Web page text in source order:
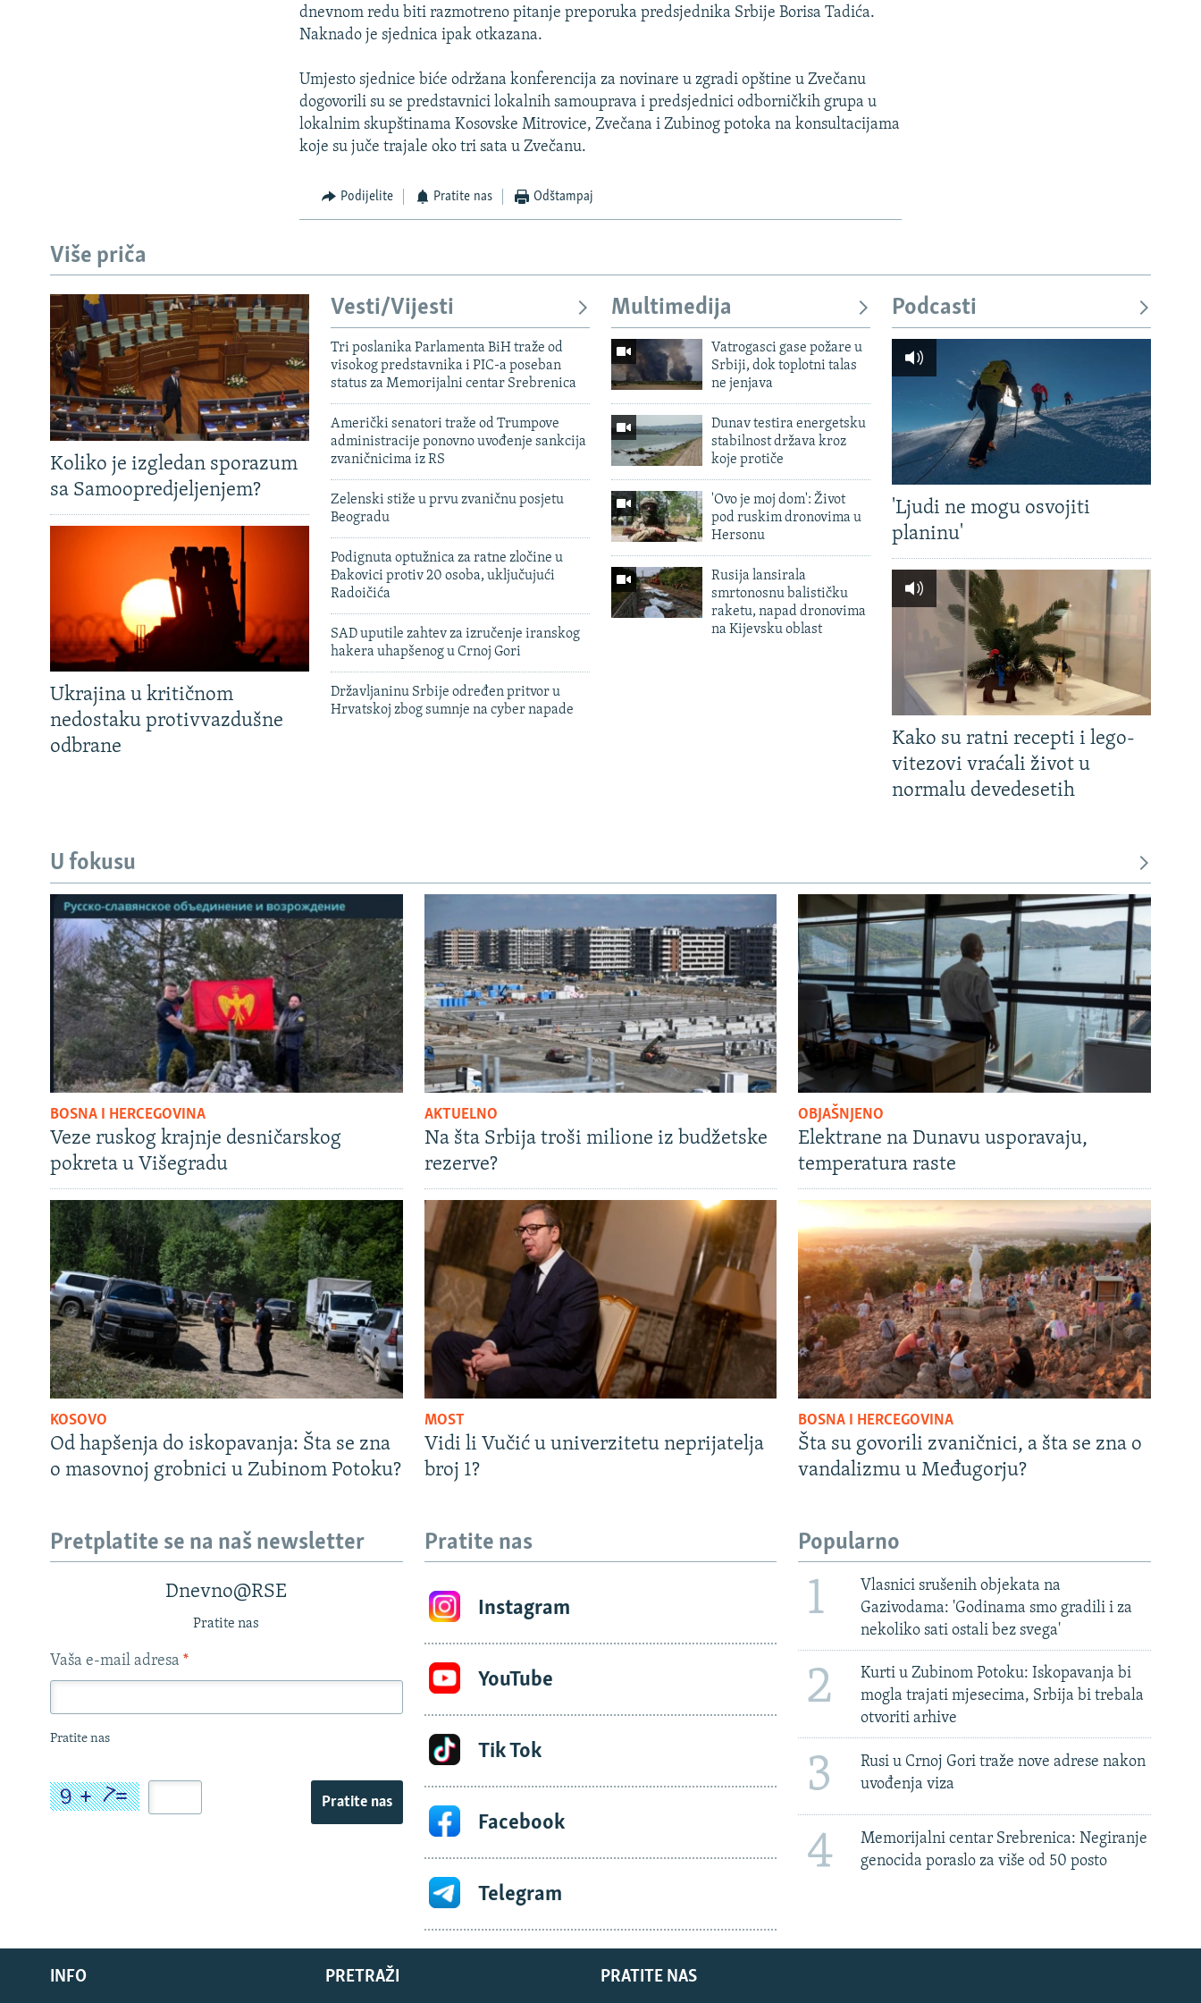
MOJA EVROPA
TRI DECENIJE OD RATA U BIH
SVE KARTE DEJTONA
NASTANAK I RASPAD JUGOSLAVIJE
dnevnom redu biti razmotreno pitanje preporuka predsjednika Srbije Borisa Tadića.
Naknado je sjednica ipak otkazana.
Umjesto sjednice biće održana konferencija za novinare u zgradi opštine u Zvečanu
dogovorili su se predstavnici lokalnih samouprava i predsjednici odborničkih grupa u
lokalnim skupštinama Kosovske Mitrovice, Zvečana i Zubinog potoka na konsultacijama
koje su juče trajale oko tri sata u Zvečanu.
Podijelite Pratite nas Odštampaj
Više priča
Koliko je izgledan sporazum
sa Samoopredjeljenjem?
Ukrajina u kritičnom
nedostaku protivvazdušne
odbrane
Vesti/Vijesti
Tri poslanika Parlamenta BiH traže od
visokog predstavnika i PIC-a poseban
status za Memorijalni centar Srebrenica
Američki senatori traže od Trumpove
administracije ponovno uvođenje sankcija
zvaničnicima iz RS
Zelenski stiže u prvu zvaničnu posjetu
Beogradu
Podignuta optužnica za ratne zločine u
Đakovici protiv 20 osoba, uključujući
Radoičića
SAD uputile zahtev za izručenje iranskog
hakera uhapšenog u Crnoj Gori
Državljaninu Srbije određen pritvor u
Hrvatskoj zbog sumnje na cyber napade
Multimedija
Vatrogasci gase požare u
Srbiji, dok toplotni talas
ne jenjava
Dunav testira energetsku
stabilnost država kroz
koje protiče
'Ovo je moj dom': Život
pod ruskim dronovima u
Hersonu
Rusija lansirala
smrtonosnu balističku
raketu, napad dronovima
na Kijevsku oblast
Podcasti
'Ljudi ne mogu osvojiti
planinu'
Kako su ratni recepti i lego-
vitezovi vraćali život u
normalu devedesetih
U fokusu
BOSNA I HERCEGOVINA
Veze ruskog krajnje desničarskog
pokreta u Višegradu
AKTUELNO
Na šta Srbija troši milione iz budžetske
rezerve?
OBJAŠNJENO
Elektrane na Dunavu usporavaju,
temperatura raste
KOSOVO
Od hapšenja do iskopavanja: Šta se zna
o masovnoj grobnici u Zubinom Potoku?
MOST
Vidi li Vučić u univerzitetu neprijatelja
broj 1?
BOSNA I HERCEGOVINA
Šta su govorili zvaničnici, a šta se zna o
vandalizmu u Međugorju?
Pretplatite se na naš newsletter
Dnevno@RSE
Pratite nas
Vaša e-mail adresa *
Pratite nas
Pratite nas
Pratite nas
Instagram
YouTube
Tik Tok
Facebook
Telegram
Popularno
1
Vlasnici srušenih objekata na
Gazivodama: 'Godinama smo gradili i za
nekoliko sati ostali bez svega'
2
Kurti u Zubinom Potoku: Iskopavanja bi
mogla trajati mjesecima, Srbija bi trebala
otvoriti arhive
3
Rusi u Crnoj Gori traže nove adrese nakon
uvođenja viza
4
Memorijalni centar Srebrenica: Negiranje
genocida poraslo za više od 50 posto
PRATITE NAS
INFO PRETRAŽI